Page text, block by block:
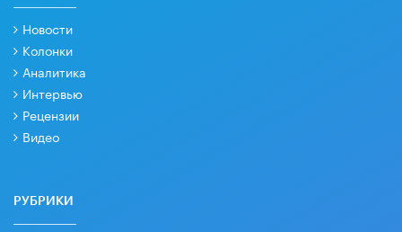
Новости
Колонки
Аналитика
Интервью
Рецензии
Видео
РУБРИКИ